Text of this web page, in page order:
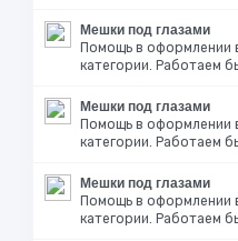
Мешки под глазами
Помощь в оформлении
категории. Работаем
Мешки под глазами
Помощь в оформлении
категории. Работаем
Мешки под глазами
Помощь в оформлении
категории. Работаем